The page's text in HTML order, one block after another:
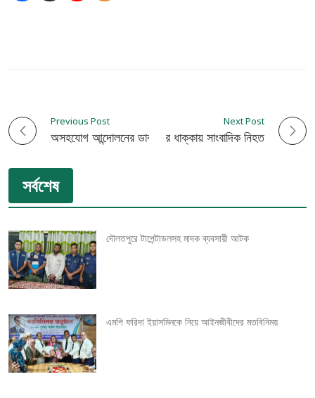
P
o
t
n
a
v
i
Previous Post
অসহযোগ আন্দোলনের ডাক দিলেন বিএনপি
Next Post
ঝিনাইদহে মোটরসাইকেলের ধাক্কায় সাংবাদিক নিহত
সর্বশেষ
দৌলতপুরে টাপেন্টাডলসহ মাদক ব্যবসায়ী আটক
এমপি ফরিদা ইয়াসমিনকে নিয়ে আইনজীবীদের মতবিনিময়